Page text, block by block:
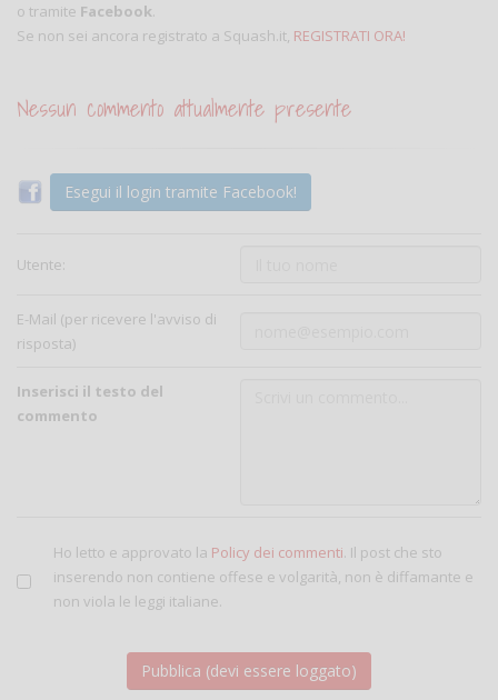
o tramite Facebook.
Se non sei ancora registrato a Squash.it, REGISTRATI ORA!
Nessun commento attualmente presente
Esegui il login tramite Facebook!
Utente:
E-Mail (per ricevere l'avviso di
risposta)
Inserisci il testo del
commento
Ho letto e approvato la Policy dei commenti. Il post che sto
inserendo non contiene offese e volgarità, non è diffamante e
non viola le leggi italiane.